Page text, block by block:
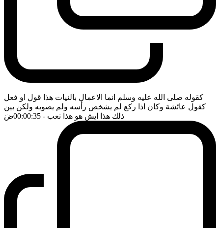
كقوله صلى الله عليه وسلم انما الاعمال بالنيات هذا قول او فعل
كقول عائشة وكان اذا ركع لم يشخص رأسه ولم يصوبه ولكن بين
ذلك هذا ايش هو هذا تعب - 00:00:35 ضَ